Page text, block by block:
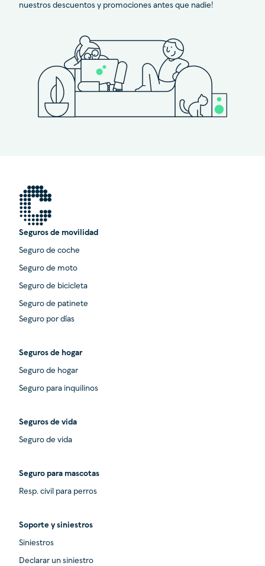
nuestros descuentos y promociones antes que nadie!
Seguros de movilidad
Seguro de coche
Seguro de moto
Seguro de bicicleta
Seguro de patinete
Seguro por días
Seguros de hogar
Seguro de hogar
Seguro para inquilinos
Seguros de vida
Seguro de vida
Seguro para mascotas
Resp. civil para perros
Soporte y siniestros
Siniestros
Declarar un siniestro